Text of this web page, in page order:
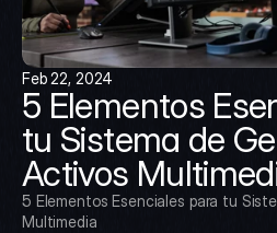
Feb 22, 2024
5 Elementos
tu Sistema de
Activos
5 Elementos Esenciales para tu
Multimedia